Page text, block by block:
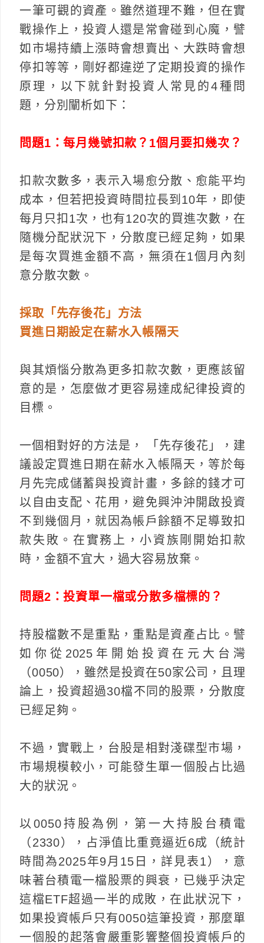
一筆可觀的資產。雖然道理不難，但在實
戰操作上，投資人還是常會碰到心魔，譬
如市場持續上漲時會想賣出、大跌時會想
停扣等等，剛好都違逆了定期投資的操作
原理，以下就針對投資人常見的4種問
題，分別闡析如下：
問題1：每月幾號扣款？1個月要扣幾次？
扣款次數多，表示入場愈分散、愈能平均
成本，但若把投資時間拉長到10年，即使
每月只扣1次，也有120次的買進次數，在
隨機分配狀況下，分散度已經足夠，如果
是每次買進金額不高，無須在1個月內刻
意分散次數。
採取「先存後花」方法
買進日期設定在薪水入帳隔天
與其煩惱分散為更多扣款次數，更應該留
意的是，怎麼做才更容易達成紀律投資的
目標。
一個相對好的方法是， 「先存後花」，建
議設定買進日期在薪水入帳隔天，等於每
月先完成儲蓄與投資計畫，多餘的錢才可
以自由支配、花用，避免興沖沖開啟投資
不到幾個月，就因為帳戶餘額不足導致扣
款失敗。在實務上，小資族剛開始扣款
時，金額不宜大，過大容易放棄。
問題2：投資單一檔或分散多檔標的？
持股檔數不是重點，重點是資產占比。譬
如你從2025年開始投資在元大台灣
（0050），雖然是投資在50家公司，且理
論上，投資超過30檔不同的股票，分散度
已經足夠。
不過，實戰上，台股是相對淺碟型市場，
市場規模較小，可能發生單一個股占比過
大的狀況。
以0050持股為例，第一大持股台積電
（2330），占淨值比重竟逼近6成（統計
時間為2025年9月15日，詳見表1），意
味著台積電一檔股票的興衰，已幾乎決定
這檔ETF超過一半的成敗，在此狀況下，
如果投資帳戶只有0050這筆投資，那麼單
一個股的起落會嚴重影響整個投資帳戶的